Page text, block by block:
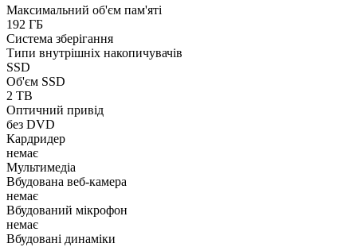
Максимальний об'єм пам'яті
192 ГБ
Система зберігання
Типи внутрішніх накопичувачів
SSD
Об'єм SSD
2 TB
Оптичний привід
без DVD
Кардридер
немає
Мультимедіа
Вбудована веб-камера
немає
Вбудований мікрофон
немає
Вбудовані динаміки